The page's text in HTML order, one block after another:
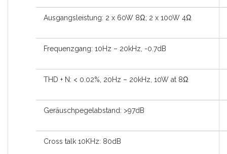
Ausgangsleistung: 2 x 60W 8Ω; 2 x 100W 4Ω
Frequenzgang: 10Hz – 20kHz, -0.7dB
THD + N: < 0.02%, 20Hz – 20kHz, 10W at 8Ω
Geräuschpegelabstand: >97dB
Cross talk 10KHz: 80dB